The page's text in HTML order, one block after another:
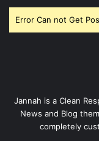
Error Can not Get
Jannah is a Clean
News and Blog
completely